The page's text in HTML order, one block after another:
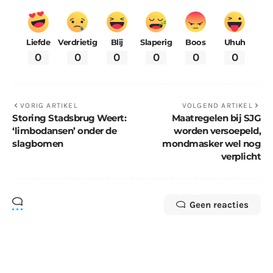
Liefde
0
Verdrietig
0
Blij
0
Slaperig
0
Boos
0
Uhuh
0
VORIG ARTIKEL
Storing Stadsbrug Weert:
‘limbodansen’ onder de
slagbomen
VOLGEND ARTIKEL
Maatregelen bij SJG
worden versoepeld,
mondmasker wel nog
verplicht
Geen reacties